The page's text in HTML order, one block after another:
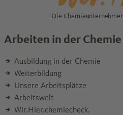
Die
Arbeiten in der Chemie
Ausbildung in der Chemie
Weiterbildung
Unsere Arbeitsplätze
Arbeitswelt
Wir.Hier.chemiecheck.